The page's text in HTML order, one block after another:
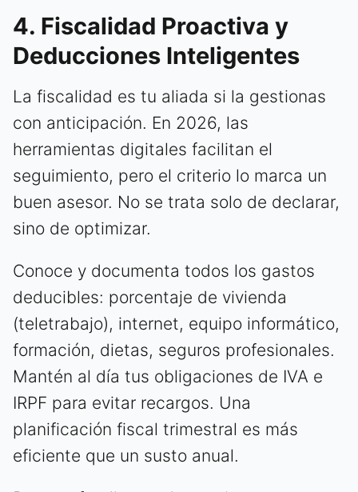
4. Fiscalidad Proactiva y
Deducciones Inteligentes
La fiscalidad es tu aliada si la gestionas
con anticipación. En 2026, las
herramientas digitales facilitan el
seguimiento, pero el criterio lo marca un
buen asesor. No se trata solo de declarar,
sino de optimizar.
Conoce y documenta todos los gastos
deducibles: porcentaje de vivienda
(teletrabajo), internet, equipo informático,
formación, dietas, seguros profesionales.
Mantén al día tus obligaciones de IVA e
IRPF para evitar recargos. Una
planificación fiscal trimestral es más
eficiente que un susto anual.